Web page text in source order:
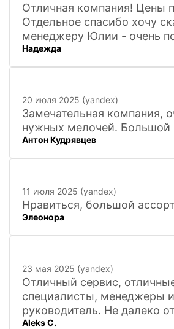
Отличная компания! Цены
Отдельное спасибо хочу
менеджеру Юлии - очень
покупкой и доставкой
фигурок! Буду ждать
Надежда
20 июля 2025 (yandex)
Замечательная компания,
нужных мелочей. Большой
Антон Кудрявцев
11 июля 2025 (yandex)
Нравиться, большой
Элеонора
23 мая 2025 (yandex)
Отличный сервис,
специалисты, менеджеры и
руководитель. Не далеко
города, 20 минут
Aleks C.